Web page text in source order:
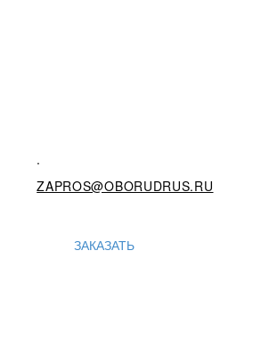
.
ZAPROS@OBORUDRUS.RU
ЗАКАЗАТЬ